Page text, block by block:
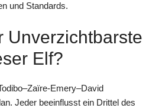
und Standards.
Unverzichtbarste
Elf?
Jeder beeinflusst ein Drittel des